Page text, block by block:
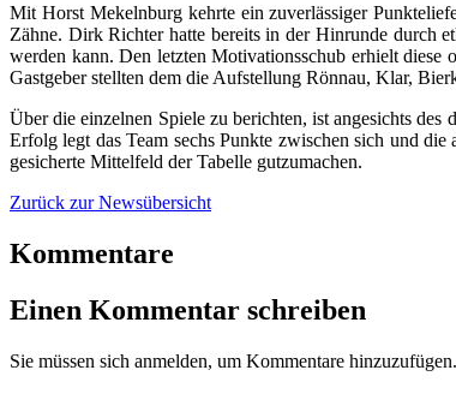
Mit Horst Mekelnburg kehrte ein zuverlässiger
Zähne. Dirk Richter hatte bereits in der Hinrunde durch
werden kann. Den letzten Motivationsschub erhielt
Gastgeber stellten dem die Aufstellung Rönnau, Klar,
Über die einzelnen Spiele zu berichten, ist angesichts
Erfolg legt das Team sechs Punkte zwischen sich und
gesicherte Mittelfeld der Tabelle gutzumachen.
Zurück zur Newsübersicht
Kommentare
Einen Kommentar schreiben
Sie müssen sich anmelden, um Kommentare hinzuzufügen.